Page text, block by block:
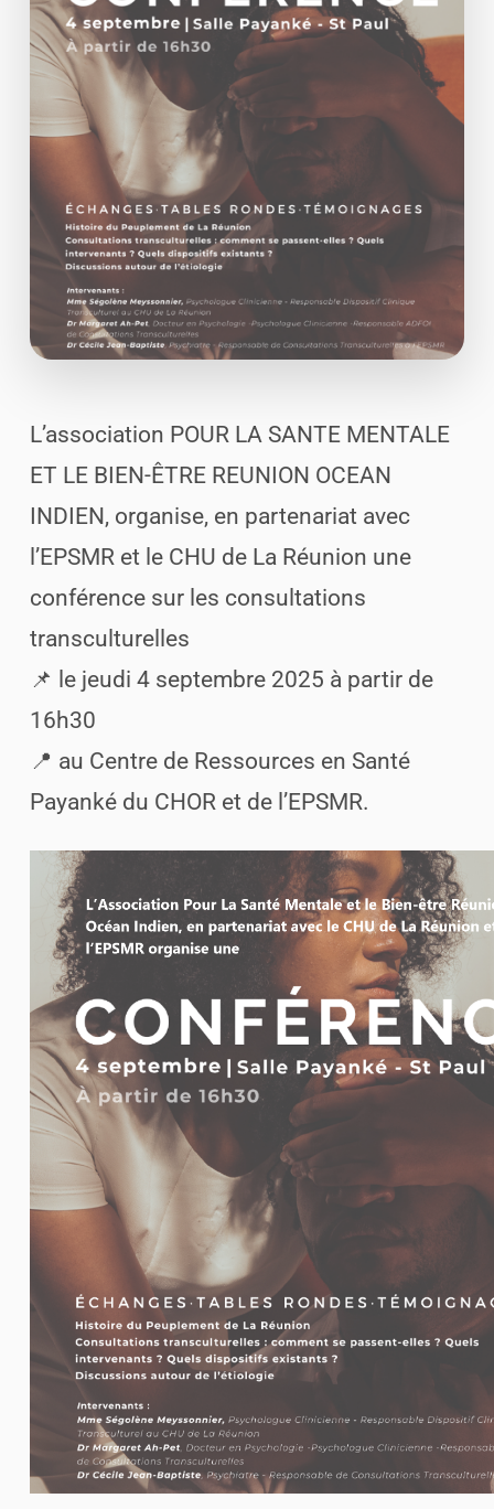
L’association POUR LA SANTE MENTALE
ET LE BIEN-ÊTRE REUNION OCEAN
INDIEN, organise, en partenariat avec
l’EPSMR et le CHU de La Réunion une
conférence sur les consultations
transculturelles
📌 le jeudi 4 septembre 2025 à partir de
16h30
📍 au Centre de Ressources en Santé
Payanké du CHOR et de l’EPSMR.